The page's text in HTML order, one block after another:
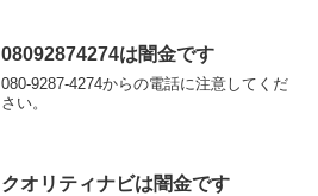
08092874274は闇金です
080-9287-4274からの電話に注意してくだ
さい。
クオリティナビは闇金です